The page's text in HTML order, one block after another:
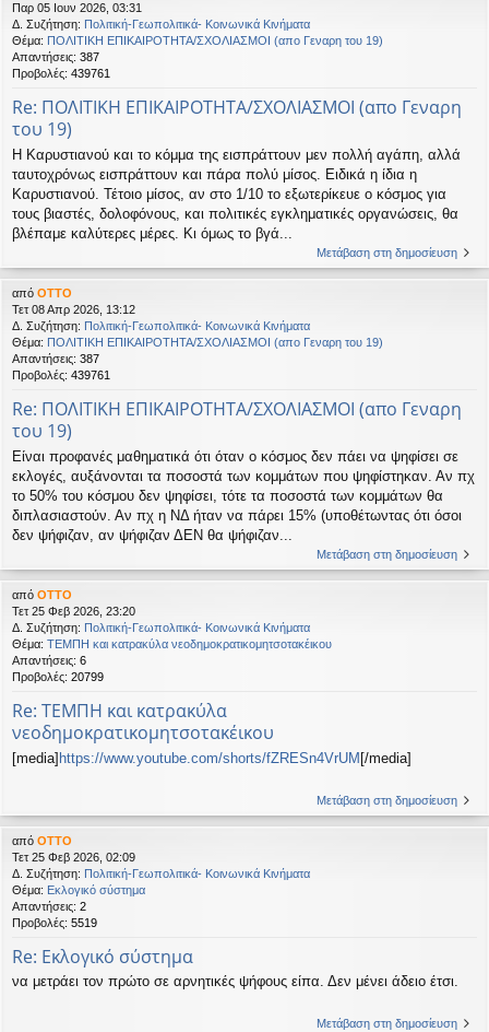
εις
Παρ 05 Ιουν 2026, 03:31
Δ. Συζήτηση: Πολιτική-Γεωπολιτικά- Κοινωνικά Κινήματα
Θέμα: ΠΟΛΙΤΙΚΗ ΕΠΙΚΑΙΡΟΤΗΤΑ/ΣΧΟΛΙΑΣΜΟΙ (απο Γεναρη του 19)
Απαντήσεις: 387
Προβολές: 439761
Re: ΠΟΛΙΤΙΚΗ ΕΠΙΚΑΙΡΟΤΗΤΑ/ΣΧΟΛΙΑΣΜΟΙ (απο Γεναρη
του 19)
Η Καρυστιανού και το κόμμα της εισπράττουν μεν πολλή αγάπη, αλλά
ταυτοχρόνως εισπράττουν και πάρα πολύ μίσος. Ειδικά η ίδια η
Καρυστιανού. Τέτοιο μίσος, αν στο 1/10 το εξωτερίκευε ο κόσμος για
τους βιαστές, δολοφόνους, και πολιτικές εγκληματικές οργανώσεις, θα
βλέπαμε καλύτερες μέρες. Κι όμως το βγά...
Μετάβαση στη δημοσίευση
από OTTO
Τετ 08 Απρ 2026, 13:12
Δ. Συζήτηση: Πολιτική-Γεωπολιτικά- Κοινωνικά Κινήματα
Θέμα: ΠΟΛΙΤΙΚΗ ΕΠΙΚΑΙΡΟΤΗΤΑ/ΣΧΟΛΙΑΣΜΟΙ (απο Γεναρη του 19)
Απαντήσεις: 387
Προβολές: 439761
Re: ΠΟΛΙΤΙΚΗ ΕΠΙΚΑΙΡΟΤΗΤΑ/ΣΧΟΛΙΑΣΜΟΙ (απο Γεναρη
του 19)
Είναι προφανές μαθηματικά ότι όταν ο κόσμος δεν πάει να ψηφίσει σε
εκλογές, αυξάνονται τα ποσοστά των κομμάτων που ψηφίστηκαν. Αν πχ
το 50% του κόσμου δεν ψηφίσει, τότε τα ποσοστά των κομμάτων θα
διπλασιαστούν. Αν πχ η ΝΔ ήταν να πάρει 15% (υποθέτωντας ότι όσοι
δεν ψήφιζαν, αν ψήφιζαν ΔΕΝ θα ψήφιζαν...
Μετάβαση στη δημοσίευση
από OTTO
Τετ 25 Φεβ 2026, 23:20
Δ. Συζήτηση: Πολιτική-Γεωπολιτικά- Κοινωνικά Κινήματα
Θέμα: ΤΕΜΠΗ και κατρακύλα νεοδημοκρατικομητσοτακέικου
Απαντήσεις: 6
Προβολές: 20799
Re: ΤΕΜΠΗ και κατρακύλα
νεοδημοκρατικομητσοτακέικου
[media]https://www.youtube.com/shorts/fZRESn4VrUM[/media]
Μετάβαση στη δημοσίευση
από OTTO
Τετ 25 Φεβ 2026, 02:09
Δ. Συζήτηση: Πολιτική-Γεωπολιτικά- Κοινωνικά Κινήματα
Θέμα: Εκλογικό σύστημα
Απαντήσεις: 2
Προβολές: 5519
Re: Εκλογικό σύστημα
να μετράει τον πρώτο σε αρνητικές ψήφους είπα. Δεν μένει άδειο έτσι.
Μετάβαση στη δημοσίευση